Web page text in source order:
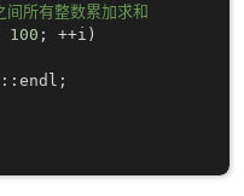
所有整数累加求和
100 ; ++i )
:: endl ;